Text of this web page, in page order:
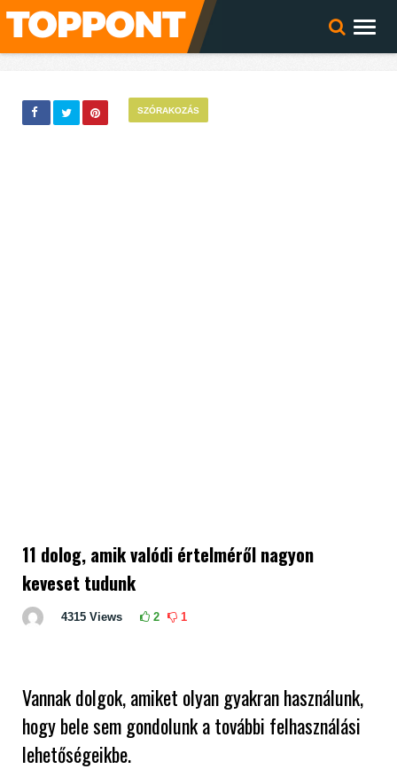
SZÓRAKOZÁS
11 dolog, amik valódi értelméről nagyon
keveset tudunk
4315 Views 2 1
Vannak dolgok, amiket olyan gyakran használunk,
hogy bele sem gondolunk a további felhasználási
lehetőségeikbe.